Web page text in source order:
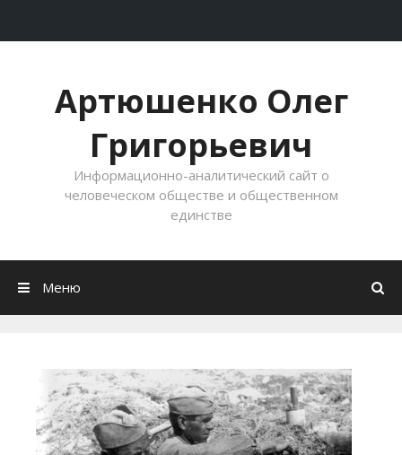
Артюшенко Олег
Григорьевич
Информационно-аналитический сайт о
человеческом обществе и общественном
единстве
Меню